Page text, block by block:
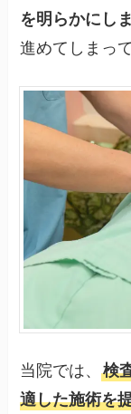
を明らかにし
進めてしまっ
当院では、検
適した施術を